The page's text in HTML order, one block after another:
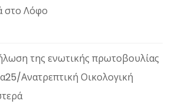
στο Λόφο
της ενωτικής πρωτοβουλίας
Ανατρεπτική Οικολογική